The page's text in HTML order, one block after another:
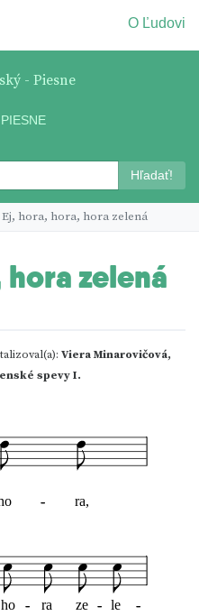
O Ľudovi
Hľadať!
Ej, hora, hora, hora zelená
zelená
Viera Minarovičová,
spevy I.
ra,
-
-
ho ra ze le
- - -
- - -